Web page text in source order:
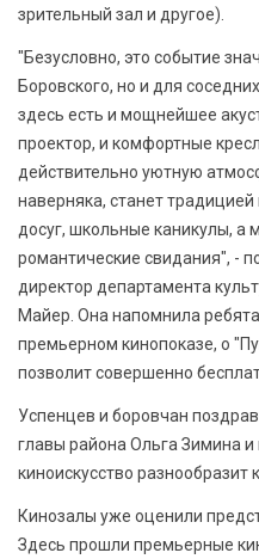
зрительный зал и другое).
"Безусловно, это событие
Боровского, но и для
здесь есть и мощнейшее
проектор, и комфортные
действительно уютную
наверняка, станет
досуг, школьные каникулы, а
романтические свидания", -
директор департамента
Майер. Она напомнила
премьерном кинопоказе, о
позволит совершенно
Успенцев и боровчан
главы района Ольга Зимина и
киноискусство разнообразит
Кинозалы уже оценили
Здесь прошли премьерные